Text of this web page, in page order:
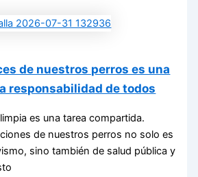
de nuestros perros es una
responsabilidad de todos
es una tarea compartida.
de nuestros perros no solo es
sino también de salud pública y